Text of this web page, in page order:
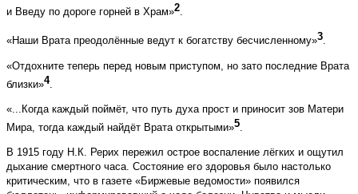
и Введу по дороге горней в Храм»2.
«Наши Врата преодолённые ведут к богатству бесчисленному»3.
«Отдохните теперь перед новым приступом, но зато последние Врата
близки»4.
«...Когда каждый поймёт, что путь духа прост и приносит зов Матери
Мира, тогда каждый найдёт Врата открытыми»5.
В 1915 году Н.К. Рерих пережил острое воспаление лёгких и ощутил
дыхание смертного часа. Состояние его здоровья было настолько
критическим, что в газете «Биржевые ведомости» появился